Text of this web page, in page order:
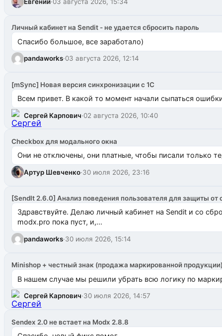
Личный кабинет на Sendit - не удается сбросить пароль
Спасибо большое, все заработало)
pandaworks·03 августа 2026, 12:14
[mSync] Новая версия синхронизации с 1С
Всем привет. В какой то момент начали сыпаться
Сергей Карпович·02 августа 2026, 10:40
Checkbox для модального окна
Они не отключены, они платные, чтобы писали только
Артур Шевченко·30 июля 2026, 23:16
[SendIt 2.6.0] Анализ поведения пользователя для защиты
Здравствуйте. Делаю личный кабинет на Sendit и со
modx.pro пока пуст, и,...
pandaworks·30 июля 2026, 15:14
Minishop + честный знак (продажа маркированной продукции)
В нашем случае мы решили убрать всю логику по
Сергей Карпович·30 июля 2026, 14:57
Sendex 2.0 не встает на Modx 2.8.8